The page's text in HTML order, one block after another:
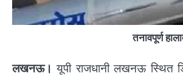
तनावपूर्ण
लखनऊ। यूपी राजधानी लखनऊ स्थि​त